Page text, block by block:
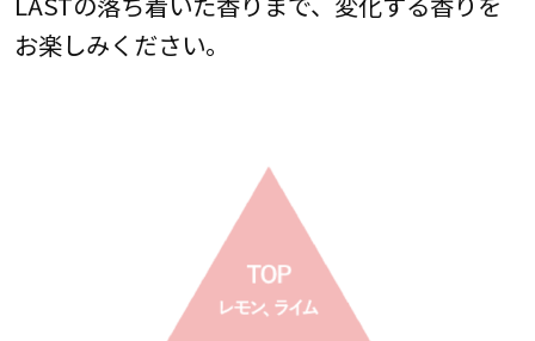
お楽しみください。